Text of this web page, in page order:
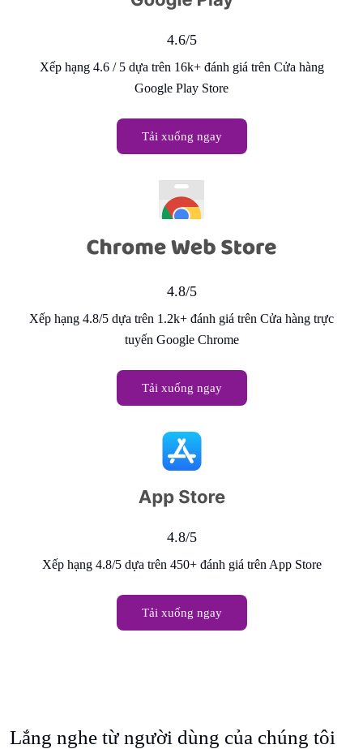
4.6/5
Xếp hạng 4.6 / 5 dựa trên 16k+ đánh giá trên Cửa hàng
Google Play Store
Tải xuống ngay
4.8/5
Xếp hạng 4.8/5 dựa trên 1.2k+ đánh giá trên Cửa hàng trực
tuyến Google Chrome
Tải xuống ngay
4.8/5
Xếp hạng 4.8/5 dựa trên 450+ đánh giá trên App Store
Tải xuống ngay
Lắng nghe từ người dùng của chúng tôi